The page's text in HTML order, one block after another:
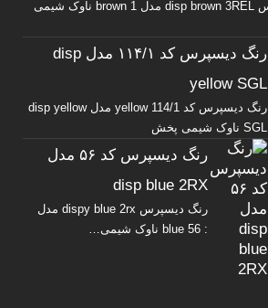
رنگ دیسپرس disp brown 3REL مدل brown 1 ناوک شیمی
رنگ دیسپرس کد ۱۱۴/۱ مدل disp
yellow SGL
رنگ دیسپرس کد yellow 114/1 مدل disp yellow
SGL ناوک شیمی پخش
رنگ دیسپرس کد ۵۶ مدل
disp blue 2RX
رنگ دیسپرس dispy blue 2rx مدل
: blue 56 ناوک شیمی…